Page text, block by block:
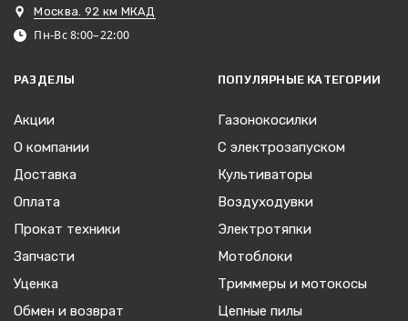
Москва. 92 км МКАД
Пн-Вс 8:00–22:00
РАЗДЕЛЫ
Акции
О компании
Доставка
Оплата
Прокат техники
Запчасти
Уценка
Обмен и возврат
ПОПУЛЯРНЫЕ КАТЕГОРИИ
Газонокосилки
С электрозапуском
Культиваторы
Воздуходувки
Электротяпки
Мотоблоки
Триммеры и мотокосы
Цепные пилы